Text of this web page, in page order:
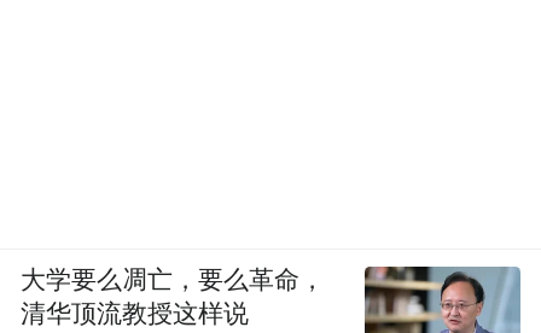
大学要么凋亡，要么革命，
清华顶流教授这样说